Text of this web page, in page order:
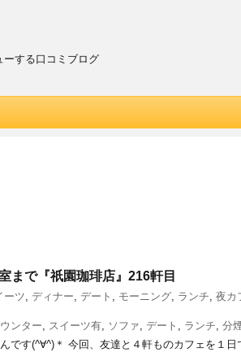
する口コミブログ
まで『祇園珈琲店』216軒目
ーツ, ディナー, デート , モーニング, ランチ, 夜カ
ンター, スイーツ有, ソファ, デート , ランチ, 分
です(^∀^)＊ 今回、友達と４軒ものカフェを１